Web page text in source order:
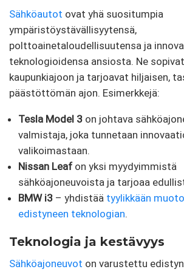
Sähköautot ovat yhä suositumpia
ympäristöystävällisyytensä,
polttoainetaloudellisuutensa ja
teknologioidensa ansiosta. Ne
kaupunkiajoon ja tarjoavat hiljaisen,
päästöttömän ajon. Esimerkkejä:
Tesla Model 3 on johtava
valmistaja, joka tunnetaan
valikoimastaan.
Nissan Leafon yksi myydyimmistä
sähköajoneuvoista ja tarjoaa
BMW i3 – yhdistää tyylikkään
edistyneen teknologian.
Teknologia ja kestävyys
Sähköajoneuvot on varustettu